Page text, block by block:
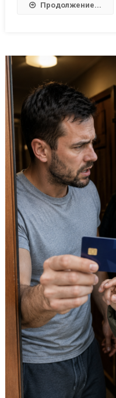
Продолжение...